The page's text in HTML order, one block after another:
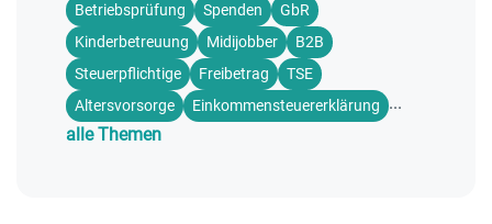
Betriebsprüfung
Spenden
GbR
Kinderbetreuung
Midijobber
B2B
Steuerpflichtige
Freibetrag
TSE
Altersvorsorge
Einkommensteuererklärung
...
alle Themen